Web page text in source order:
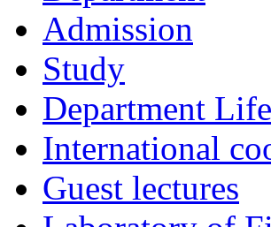
Admission
Study
Department Life
International
Guest lectures